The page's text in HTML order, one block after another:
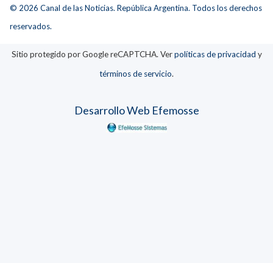
© 2026 Canal de las Noticias. República Argentina. Todos los derechos
reservados.
Sitio protegido por Google reCAPTCHA. Verpolíticas de privacidad y
términos de servicio.
Desarrollo Web Efemosse